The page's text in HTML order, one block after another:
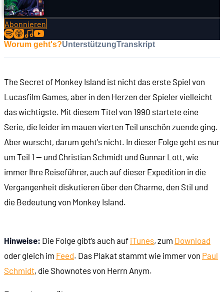
Abonnieren
Worum geht's?UnterstützungTranskript
The Secret of Monkey Island ist nicht das erste Spiel von
Lucasfilm Games, aber in den Herzen der Spieler vielleicht
das wichtigste. Mit diesem Titel von 1990 startete eine
Serie, die leider im mauen vierten Teil unschön zuende ging.
Aber wurscht, darum geht's nicht. In dieser Folge geht es nur
um Teil 1 -- und Christian Schmidt und Gunnar Lott, wie
immer Ihre Reiseführer, auch auf dieser Expedition in die
Vergangenheit diskutieren über den Charme, den Stil und
die Bedeutung von Monkey Island.
Hinweise: Die Folge gibt’s auch auf iTunes, zum Download
oder gleich im Feed. Das Plakat stammt wie immer von Paul
Schmidt, die Shownotes von Herrn Anym.